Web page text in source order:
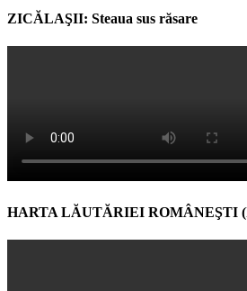
ZICĂLAŞII: Steaua sus răsare
HARTA LĂUTĂRIEI ROMÂNEŞTI